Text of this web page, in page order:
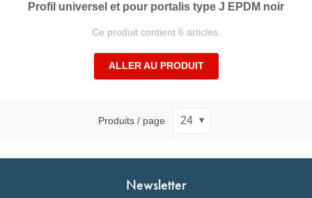
Profil universel et pour portalis type J EPDM noir
Ce produit contient 6 articles.
ALLER AU PRODUIT
Produits / page
Newsletter